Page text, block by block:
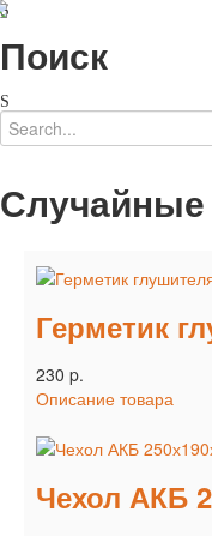
Поиск
Герметик
230 p.
Описание товара
Чехол АКБ